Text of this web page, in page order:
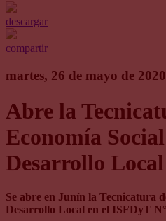
descargar
compartir
martes, 26 de mayo de 2020
Abre la
Economía
Desarrollo Local
Se abre en Junín la Tecnicatura
Desarrollo Local en el ISFDyT